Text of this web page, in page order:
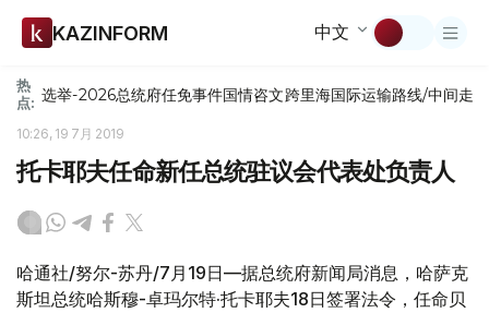
KAZINFORM 中文
热
点: 选举-2026总统府任免事件国情咨文跨里海国际运输路线/中间走廊
10:26, 19 7月 2019
托卡耶夫任命新任总统驻议会代表处负责人
哈通社/努尔-苏丹/7月19日—据总统府新闻局消息，哈萨克
斯坦总统哈斯穆-卓玛尔特·托卡耶夫18日签署法令，任命贝